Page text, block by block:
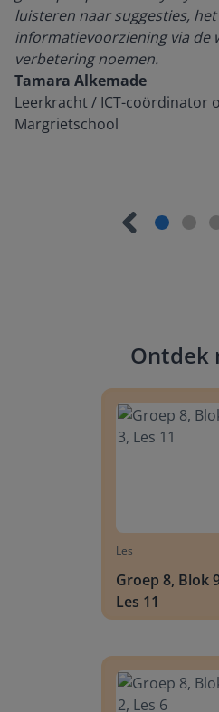
luisteren naar suggesties,
informatievoorziening via de
verbetering noemen.
Tamara Alkemade
Leerkracht / ICT-coördinator
Margrietschool
Ontdek
Les
Groep 8, Blok
Les 11